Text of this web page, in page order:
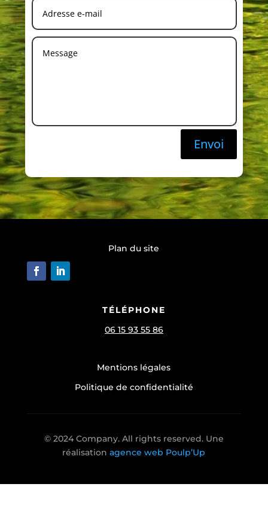
Envoi
Plan du site
TÉLÉPHONE
06 15 93 55 86
Mentions légales
Politique de confidentialité
© 2024 Company. All rights reserved. Une
réalisation agence web Poulp’Up